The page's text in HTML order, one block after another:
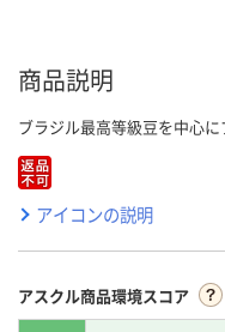
商品説明
ブラジル最高等級豆を中心
アイコンの説明
アスクル商品環境スコア